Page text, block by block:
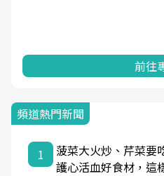
前往
頻道熱門新聞
1
菠菜大火炒、芹菜要
護心活血好食材，這